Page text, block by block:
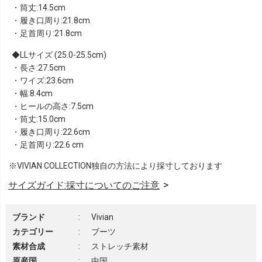
・筒丈:14.5cm
・履き口周り:21.8cm
・足首周り:21.8cm
LLサイズ (25.0-25.5cm)
・長さ:27.5cm
・ワイズ:23.6cm
・幅:8.4cm
・ヒールの高さ:7.5cm
・筒丈:15.0cm
・履き口周り:22.6cm
・足首周り:22.6 cm
※VIVIAN COLLECTION独自の方法により採寸しております
サイズガイド:採寸についてのご注意
ブランド :
Vivian
カテゴリー
:
ブーツ
素材合成
:
ストレッチ素材